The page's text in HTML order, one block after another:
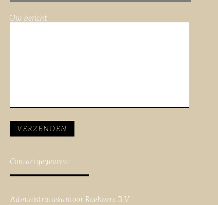
Uw bericht
Contactgegevens:
Administratiekantoor Roebbers B.V.